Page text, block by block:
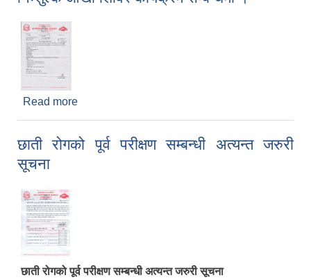
Read more
छाती रोगको पूर्व परीक्षण सम्बन्धी अत्यन्त जरुरी
सूचना
छाती रोगको पूर्व परीक्षण सम्बन्धी अत्यन्त जरुरी सूचना